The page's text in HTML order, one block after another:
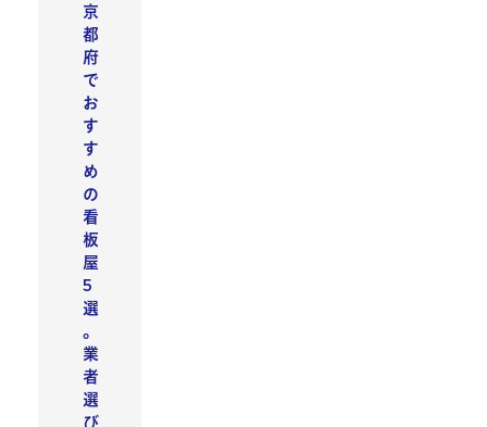
京
都
府
で
お
す
す
め
の
看
板
屋
5
選
。
業
者
選